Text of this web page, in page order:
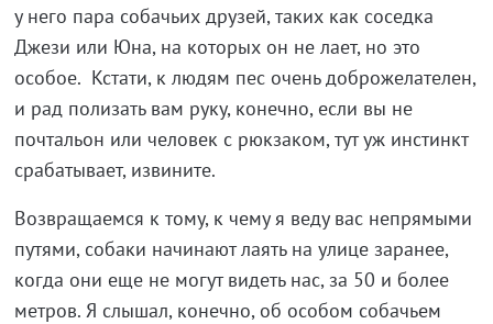
у него пара собачьих друзей, таких как соседка
Джези или Юна, на которых он не лает, но это
особое. Кстати, к людям пес очень доброжелателен,
и рад полизать вам руку, конечно, если вы не
почтальон или человек с рюкзаком, тут уж инстинкт
срабатывает, извините.
Возвращаемся к тому, к чему я веду вас непрямыми
путями, собаки начинают лаять на улице заранее,
когда они еще не могут видеть нас, за 50 и более
метров. Я слышал, конечно, об особом собачьем